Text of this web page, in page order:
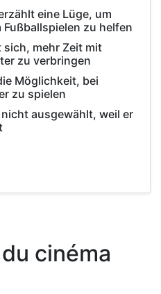
eine Lüge, um
Fußballspielen zu helfen
sich, mehr Zeit mit
zu verbringen
Möglichkeit, bei
zu spielen
ausgewählt, weil er
cinéma